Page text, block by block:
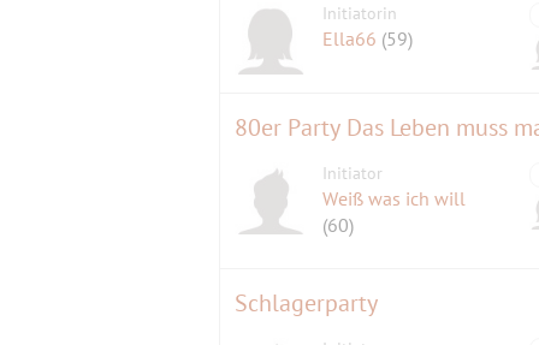
Initiatorin
Ella66 (59)
80er Party Das Leben muss
Initiator
Weiß was ich will
(60)
Schlagerparty